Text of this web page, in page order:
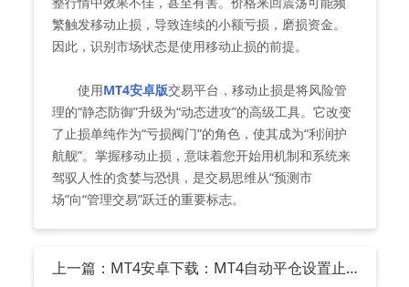
繁触发移动止损，导致连续的小额亏损，磨损资金。
因此，识别市场状态是使用移动止损的前提。
使用MT4安卓版交易平台，移动止损是将风险管
理的“静态防御”升级为“动态进攻”的高级工具。它改变
了止损单纯作为“亏损阀门”的角色，使其成为“利润护
航舰”。掌握移动止损，意味着您开始用机制和系统来
驾驭人性的贪婪与恐惧，是交易思维从“预测市
场”向“管理交易”跃迁的重要标志。
上一篇：MT4安卓下载：MT4自动平仓设置止